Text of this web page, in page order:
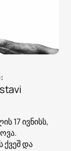
17 ივნისს,
ქვეშ და